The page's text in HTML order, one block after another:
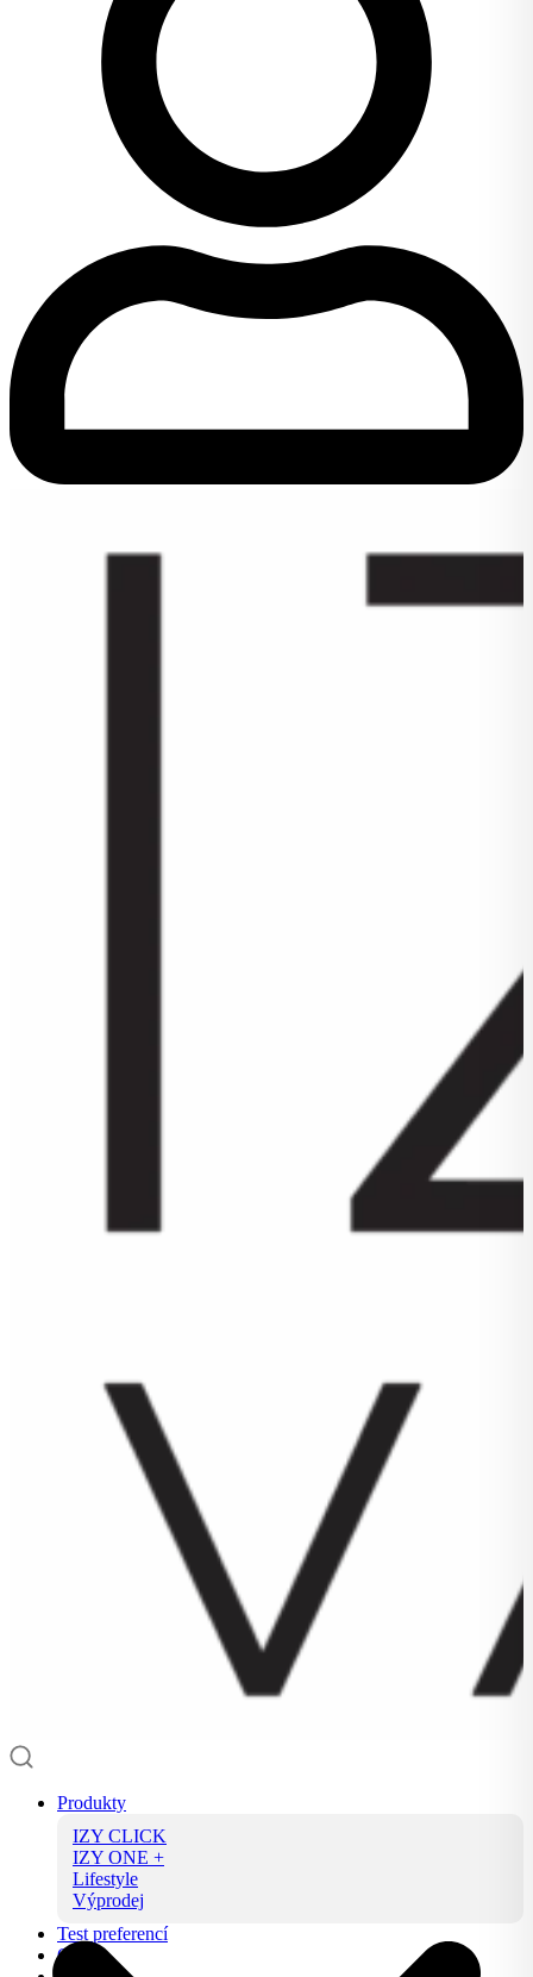
Produkty
IZY CLICK
IZY ONE +
Lifestyle
Výprodej
Test preferencí
O nás